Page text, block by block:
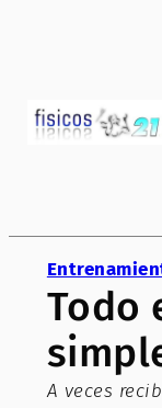
Todo
A veces